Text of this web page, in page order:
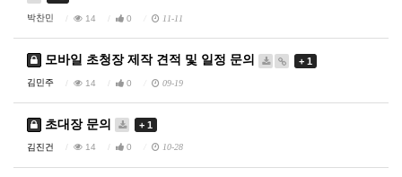
박찬민 14 0 11-11
모바일 초청장 제작 견적 및 일정 문의 + 1
김민주 14 0 09-19
초대장 문의 + 1
김진건 14 0 10-28